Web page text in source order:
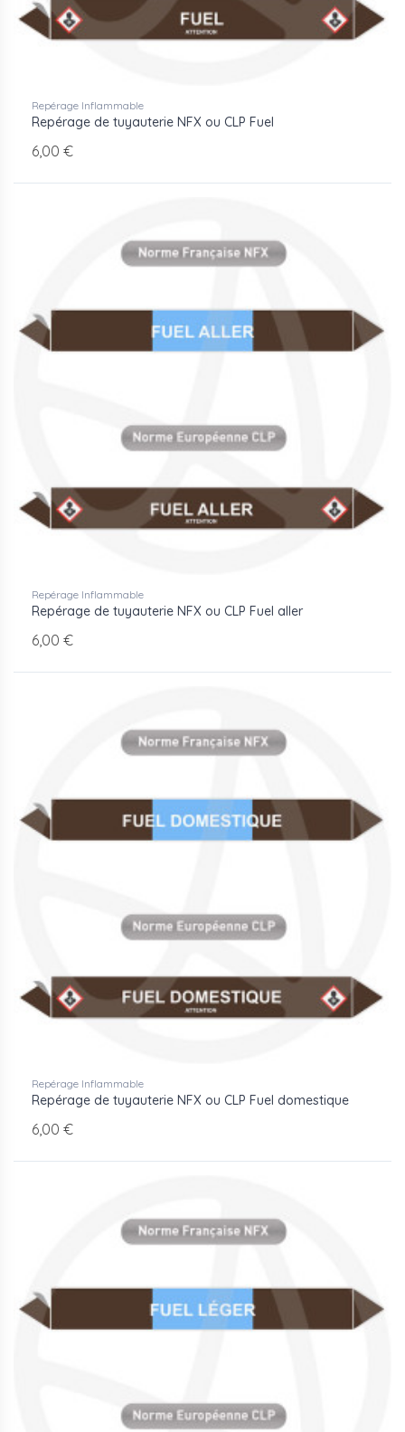
Repérage Inflammable
Repérage de tuyauterie NFX ou CLP Fuel
6,00 €
Repérage Inflammable
Repérage de tuyauterie NFX ou CLP Fuel aller
6,00 €
Repérage Inflammable
Repérage de tuyauterie NFX ou CLP Fuel domestique
6,00 €